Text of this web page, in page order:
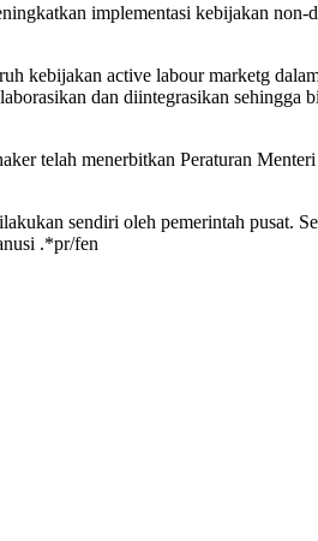
implementasi kebijakan
kebijakan active labour marketg
dan diintegrasikan sehingga
telah menerbitkan Peraturan
sendiri oleh pemerintah pusat.
.*pr/fen